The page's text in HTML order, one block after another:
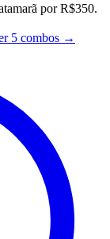
por R$350.
5 combos →